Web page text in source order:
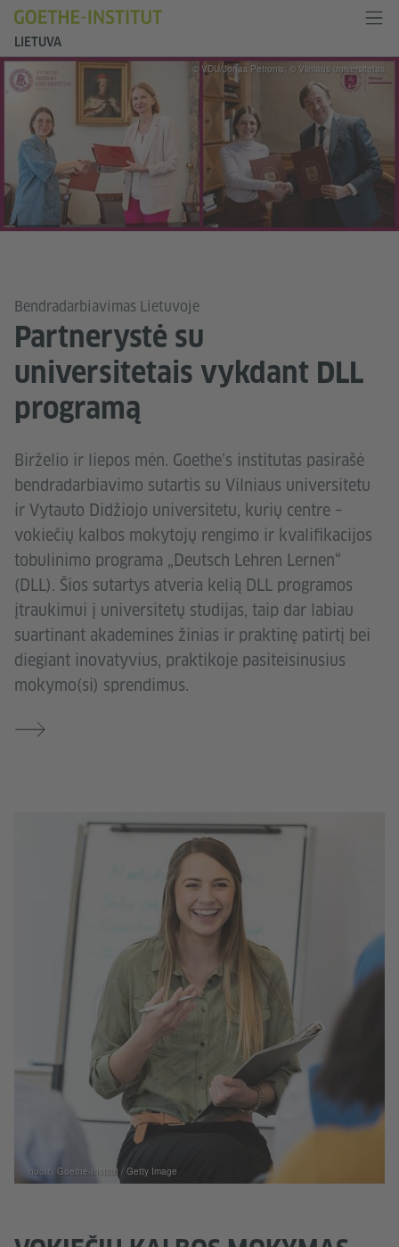
LIETUVA
Bendradarbiavimas Lietuvoje
Partnerystė su
universitetais vykdant DLL
programą
Birželio ir liepos mėn. Goethe’s institutas pasirašė
bendradarbiavimo sutartis su Vilniaus universitetu
ir Vytauto Didžiojo universitetu, kurių centre –
vokiečių kalbos mokytojų rengimo ir kvalifikacijos
tobulinimo programa „Deutsch Lehren Lernen“
(DLL). Šios sutartys atveria kelią DLL programos
įtraukimui į universitetų studijas, taip dar labiau
suartinant akademines žinias ir praktinę patirtį bei
diegiant inovatyvius, praktikoje pasiteisinusius
mokymo(si) sprendimus.
© VDU/Jonas Petronis; © Vilniaus universitetas
nuotr.: Goethe-Institut / Getty Image